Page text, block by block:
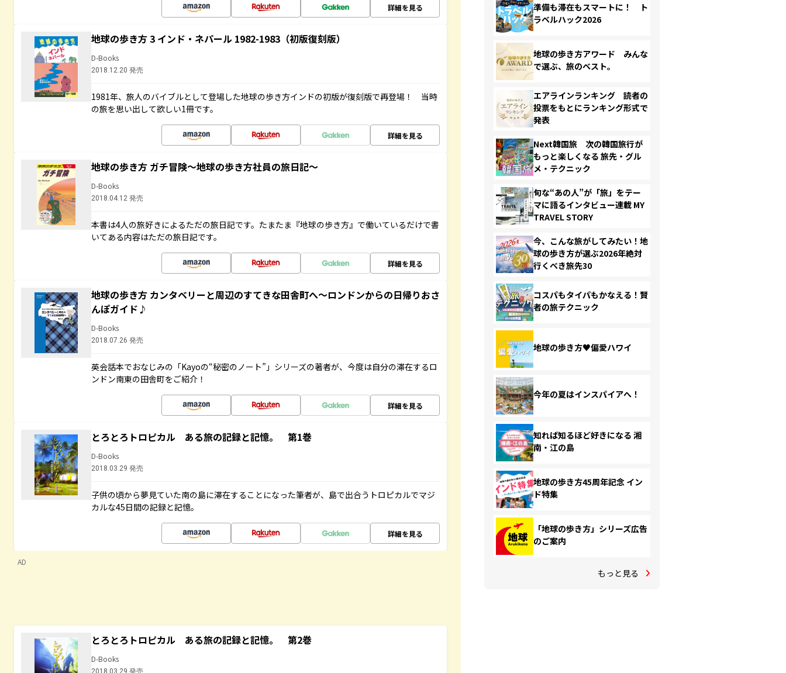
詳細を見る
地球の歩き方 3 インド・ネパール 1982-1983（初版復刻版）
D-Books
2018.12.20 発売
1981年、旅人のバイブルとして登場した地球の歩き方インドの初版が復刻版で再登場！ 当時
の旅を思い出して欲しい1冊です。
詳細を見る
地球の歩き方 ガチ冒険～地球の歩き方社員の旅日記～
D-Books
2018.04.12 発売
本書は4人の旅好きによるただの旅日記です。たまたま『地球の歩き方』で働いているだけで書
いてある内容はただの旅日記です。
詳細を見る
地球の歩き方 カンタベリーと周辺のすてきな田舎町へ～ロンドンからの日帰りおさ
んぽガイド♪
D-Books
2018.07.26 発売
英会話本でおなじみの「Kayoの“秘密のノート”」シリーズの著者が、今度は自分の滞在するロ
ンドン南東の田舎町をご紹介！
詳細を見る
とろとろトロピカル ある旅の記録と記憶。 第1巻
D-Books
2018.03.29 発売
子供の頃から夢見ていた南の島に滞在することになった筆者が、島で出合うトロピカルでマジ
カルな45日間の記録と記憶。
詳細を見る
AD
とろとろトロピカル ある旅の記録と記憶。 第2巻
D-Books
2018.03.29 発売
準備も滞在もスマートに！ ト
ラベルハック2026
地球の歩き方アワード みんな
で選ぶ、旅のベスト。
エアラインランキング 読者の
投票をもとにランキング形式で
発表
Next韓国旅 次の韓国旅行が
もっと楽しくなる 旅先・グル
メ・テクニック
旬な“あの人”が「旅」をテー
マに語るインタビュー連載 MY
TRAVEL STORY
今、こんな旅がしてみたい！地
球の歩き方が選ぶ2026年絶対
行くべき旅先30
コスパもタイパもかなえる！賢
者の旅テクニック
地球の歩き方♥偏愛ハワイ
今年の夏はインスパイアへ！
知れば知るほど好きになる 湘
南・江の島
地球の歩き方45周年記念 イン
ド特集
「地球の歩き方」シリーズ広告
のご案内
もっと見る